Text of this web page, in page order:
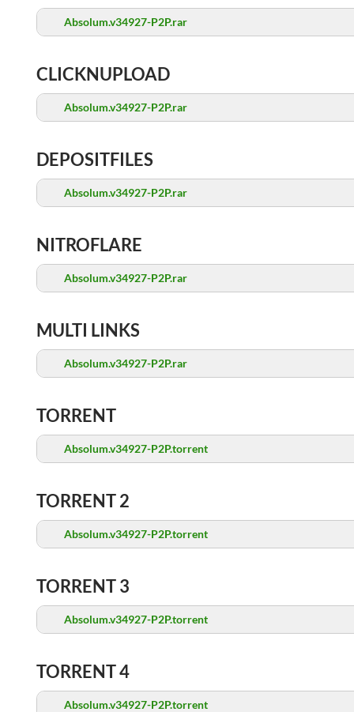
Absolum.v34927-P2P.rar
CLICKNUPLOAD
Absolum.v34927-P2P.rar
DEPOSITFILES
Absolum.v34927-P2P.rar
NITROFLARE
Absolum.v34927-P2P.rar
MULTI LINKS
Absolum.v34927-P2P.rar
TORRENT
Absolum.v34927-P2P.torrent
TORRENT 2
Absolum.v34927-P2P.torrent
TORRENT 3
Absolum.v34927-P2P.torrent
TORRENT 4
Absolum.v34927-P2P.torrent